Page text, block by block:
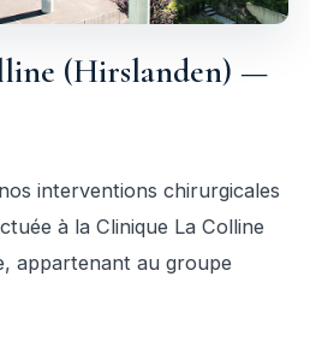
(Hirslanden) —
interventions chirurgicales
à la Clinique La Colline
appartenant au groupe